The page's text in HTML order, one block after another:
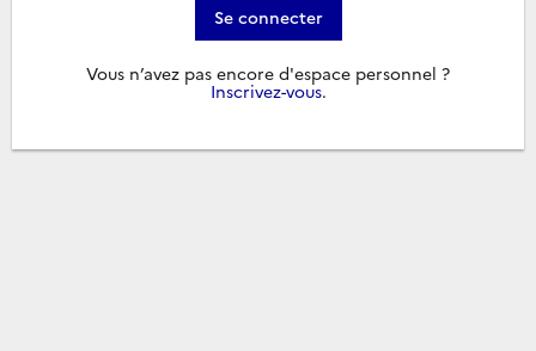
Se connecter
Vous n’avez pas encore d'espace personnel ?
Inscrivez-vous.